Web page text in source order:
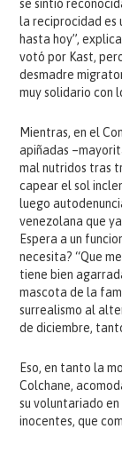
se sintió
la reciprocidad es
hasta hoy”,
votó por Kast,
desmadre
muy solidario con
Mientras, en el
apiñadas
mal nutridos tras
capear el sol
luego
venezolana que
Espera a un
necesita? “Que
tiene bien
mascota de la
surrealismo al
de diciembre,
Eso, en tanto la
Colchane,
su voluntariado
inocentes, que